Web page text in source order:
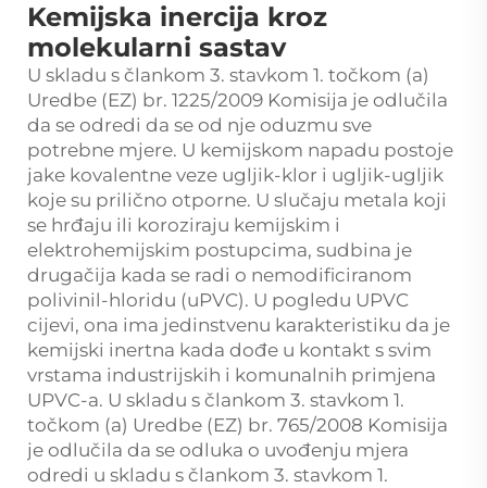
Kemijska inercija kroz
molekularni sastav
U skladu s člankom 3. stavkom 1. točkom (a)
Uredbe (EZ) br. 1225/2009 Komisija je odlučila
da se odredi da se od nje oduzmu sve
potrebne mjere. U kemijskom napadu postoje
jake kovalentne veze ugljik-klor i ugljik-ugljik
koje su prilično otporne. U slučaju metala koji
se hrđaju ili koroziraju kemijskim i
elektrohemijskim postupcima, sudbina je
drugačija kada se radi o nemodificiranom
polivinil-hloridu (uPVC). U pogledu UPVC
cijevi, ona ima jedinstvenu karakteristiku da je
kemijski inertna kada dođe u kontakt s svim
vrstama industrijskih i komunalnih primjena
UPVC-a. U skladu s člankom 3. stavkom 1.
točkom (a) Uredbe (EZ) br. 765/2008 Komisija
je odlučila da se odluka o uvođenju mjera
odredi u skladu s člankom 3. stavkom 1.